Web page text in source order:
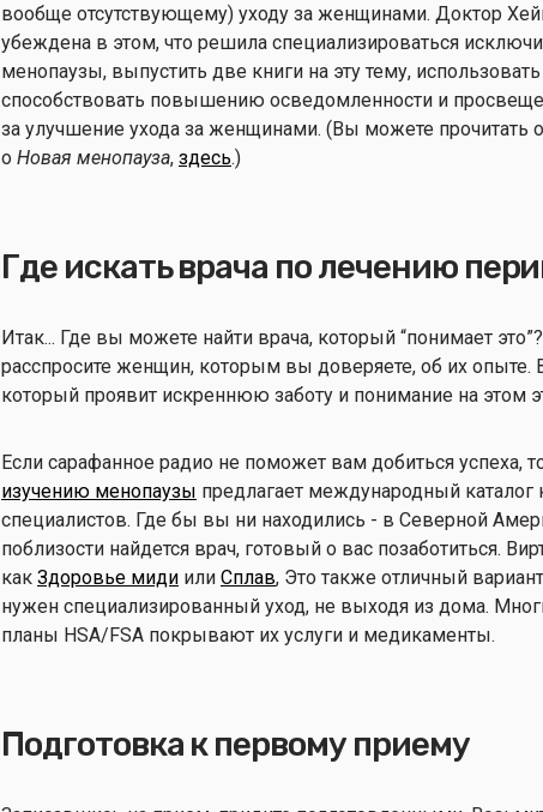
вообще отсутствующему) уходу за женщинами. Доктор
убеждена в этом, что решила специализироваться
менопаузы, выпустить две книги на эту тему, использовать
способствовать повышению осведомленности и
за улучшение ухода за женщинами. (Вы можете прочитать
о Новая менопауза, здесь.)
Где искать врача по лечению
Итак... Где вы можете найти врача, который “понимает это”?
расспросите женщин, которым вы доверяете, об их опыте.
который проявит искреннюю заботу и понимание на этом
Если сарафанное радио не поможет вам добиться успеха,
изучению менопаузы предлагает международный
специалистов. Где бы вы ни находились - в Северной
поблизости найдется врач, готовый о вас позаботиться.
как Здоровье миди или Сплав, Это также отличный
нужен специализированный уход, не выходя из дома.
планы HSA/FSA покрывают их услуги и медикаменты.
Подготовка к первому приему